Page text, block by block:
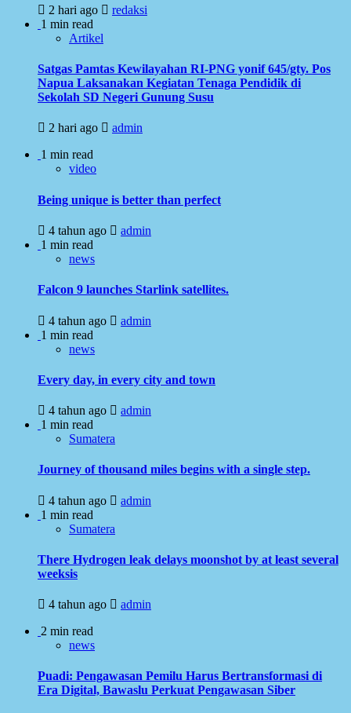
2 hari ago
redaksi
1 min read
Artikel
Satgas Pamtas Kewilayahan RI-PNG yonif 645/gty. Pos
Napua Laksanakan Kegiatan Tenaga Pendidik di
Sekolah SD Negeri Gunung Susu
2 hari ago
admin
1 min read
video
Being unique is better than perfect
4 tahun ago
admin
1 min read
news
Falcon 9 launches Starlink satellites.
4 tahun ago
admin
1 min read
news
Every day, in every city and town
4 tahun ago
admin
1 min read
Sumatera
Journey of thousand miles begins with a single step.
4 tahun ago
admin
1 min read
Sumatera
There Hydrogen leak delays moonshot by at least several
weeksis
4 tahun ago
admin
2 min read
news
Puadi: Pengawasan Pemilu Harus Bertransformasi di
Era Digital, Bawaslu Perkuat Pengawasan Siber